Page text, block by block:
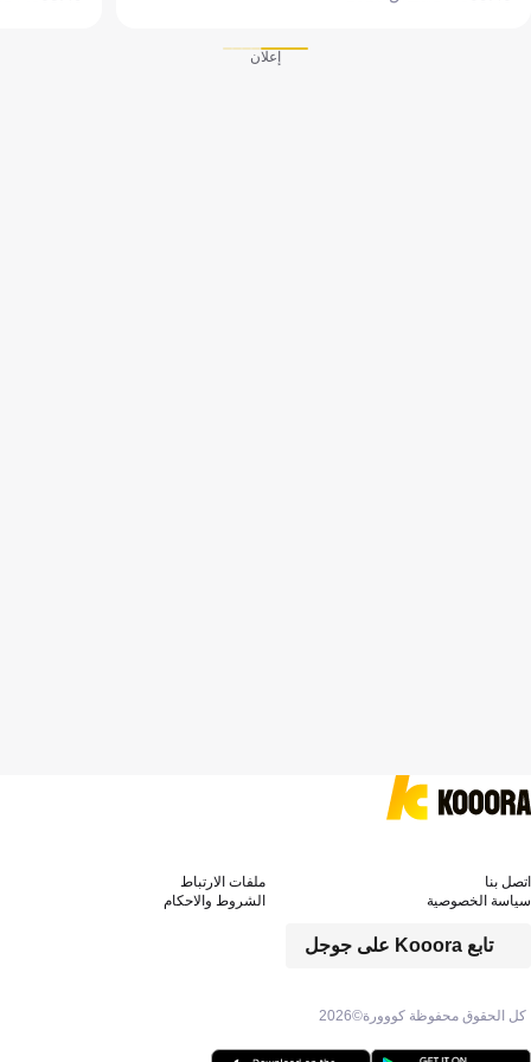
إعلان
كل الحقوق محفوظة كووورة©2026
تابع Kooora على جوجل
اتصل بنا
ملفات الارتباط
سياسة الخصوصية
الشروط والاحكام